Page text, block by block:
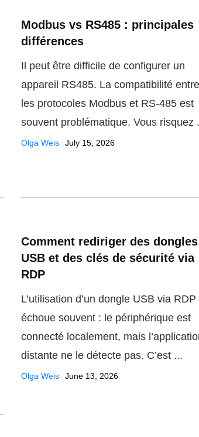
Modbus vs RS485 : principales
différences
Il peut être difficile de configurer un
appareil RS485. La compatibilité entre
les protocoles Modbus et RS-485 est
souvent problématique. Vous risquez
Olga Weis July 15, 2026
Comment rediriger des dongles
USB et des clés de sécurité via
RDP
L’utilisation d’un dongle USB via RDP
échoue souvent : le périphérique est
connecté localement, mais
distante ne le détecte pas. C’est ...
Olga Weis June 13, 2026